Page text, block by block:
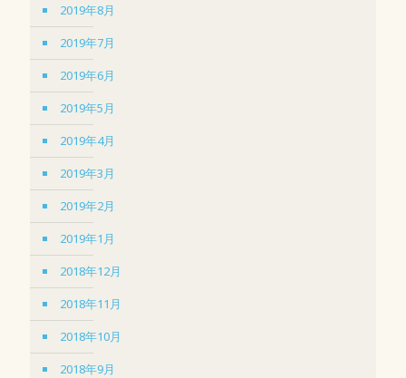
2019年8月
2019年7月
2019年6月
2019年5月
2019年4月
2019年3月
2019年2月
2019年1月
2018年12月
2018年11月
2018年10月
2018年9月